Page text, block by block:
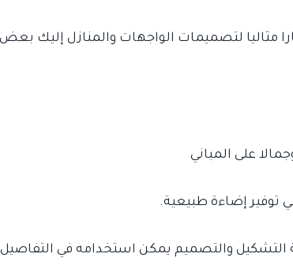
مثاليا لتصميمات الواجهات والمنازل إليك
على المباني
إضاءة طبيعية.
والتصميم يمكن استخدامه في التفاصيل